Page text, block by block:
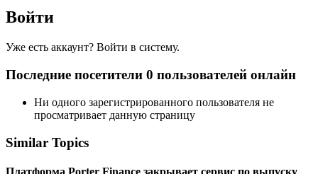
Войти
Уже есть аккаунт? Войти в систему.
Последние посетители 0 пользователей онлайн
Ни одного зарегистрированного пользователя не
просматривает данную страницу
Similar Topics
Платформа Porter Finance закрывает сервис по выпуску